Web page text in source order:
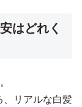
はどれく
、リアルな白髪